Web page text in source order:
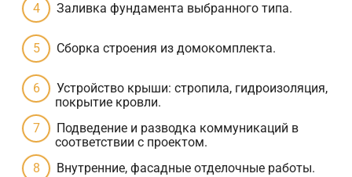
Заливка фундамента выбранного типа.
Сборка строения из домокомплекта.
Устройство крыши: стропила, гидроизоляция,
покрытие кровли.
Подведение и разводка коммуникаций в
соответствии с проектом.
Внутренние, фасадные отделочные работы.